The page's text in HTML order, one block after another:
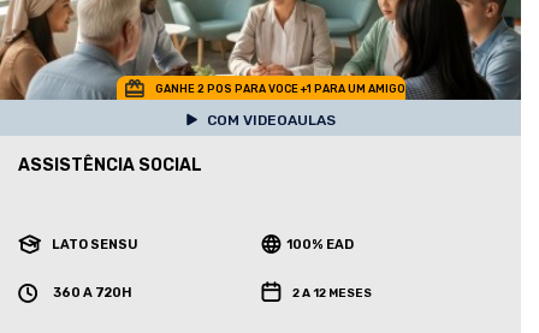
GANHE 2 POS PARA VOCE +1 PARA UM AMIGO
COM VIDEOAULAS
ASSISTÊNCIA SOCIAL
LATO SENSU 100% EAD
360 A 720H 2 A 12 MESES